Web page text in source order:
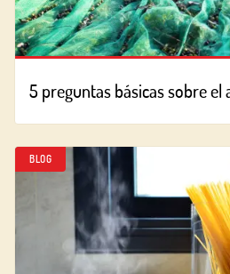
5 preguntas básicas sobre el
BLOG